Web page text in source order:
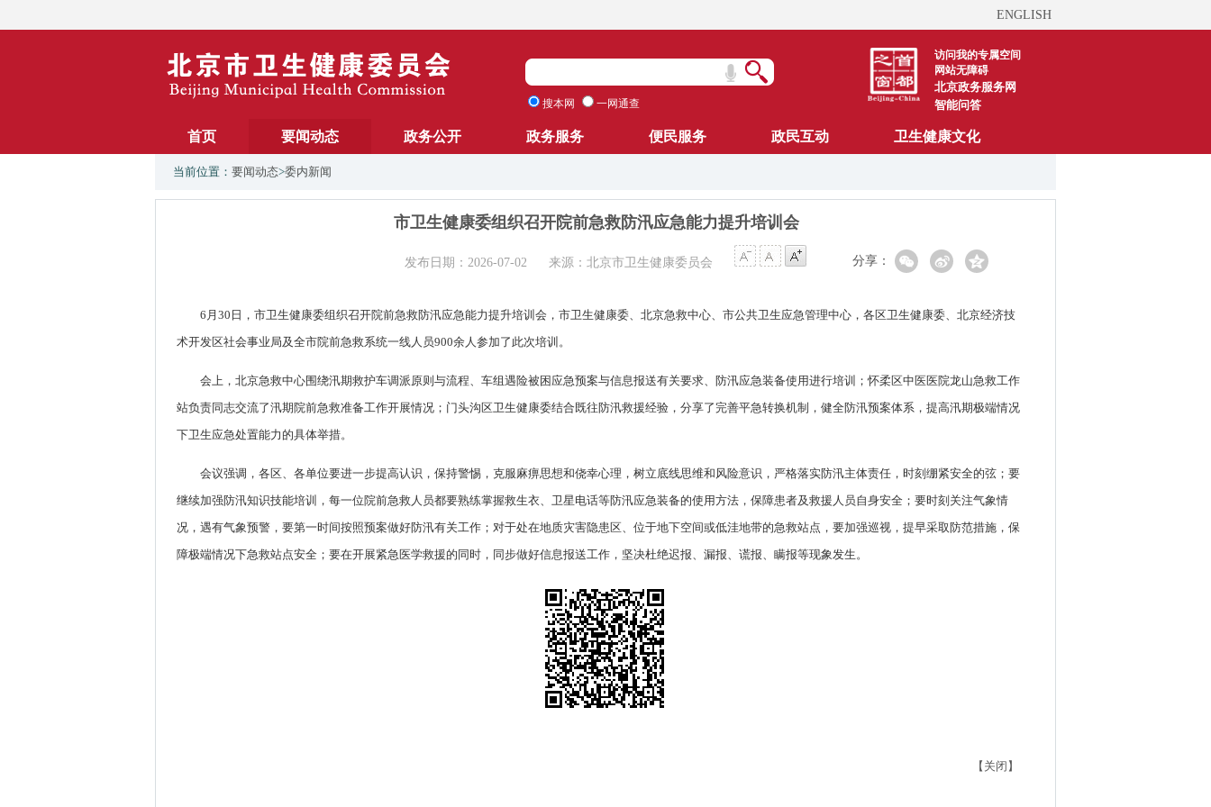
ENGLISH
访问我的专属空间
网站无障碍
北京政务服务网
智能问答
搜本网 一网通查
首页 要闻动态 政务公开 政务服务 便民服务 政民互动 卫生健康文化
当前位置： 要闻动态>委内新闻
市卫生健康委组织召开院前急救防汛应急能力提升培训会
发布日期：2026-07-02 来源：北京市卫生健康委员会 分享：
6月30日，市卫生健康委组织召开院前急救防汛应急能力提升培训会，市卫生健康委、北京急救中心、市公共卫生应急管理中心，各区卫生健康委、北京经济技
术开发区社会事业局及全市院前急救系统一线人员900余人参加了此次培训。
会上，北京急救中心围绕汛期救护车调派原则与流程、车组遇险被困应急预案与信息报送有关要求、防汛应急装备使用进行培训；怀柔区中医医院龙山急救工作
站负责同志交流了汛期院前急救准备工作开展情况；门头沟区卫生健康委结合既往防汛救援经验，分享了完善平急转换机制，健全防汛预案体系，提高汛期极端情况
下卫生应急处置能力的具体举措。
会议强调，各区、各单位要进一步提高认识，保持警惕，克服麻痹思想和侥幸心理，树立底线思维和风险意识，严格落实防汛主体责任，时刻绷紧安全的弦；要
继续加强防汛知识技能培训，每一位院前急救人员都要熟练掌握救生衣、卫星电话等防汛应急装备的使用方法，保障患者及救援人员自身安全；要时刻关注气象情
况，遇有气象预警，要第一时间按照预案做好防汛有关工作；对于处在地质灾害隐患区、位于地下空间或低洼地带的急救站点，要加强巡视，提早采取防范措施，保
障极端情况下急救站点安全；要在开展紧急医学救援的同时，同步做好信息报送工作，坚决杜绝迟报、漏报、谎报、瞒报等现象发生。
【关闭】